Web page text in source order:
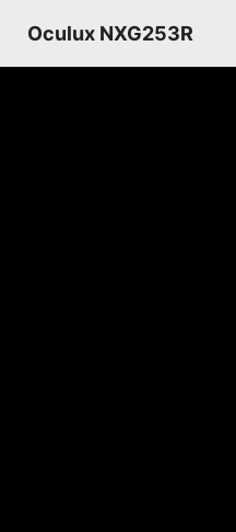
Oculux NXG253R